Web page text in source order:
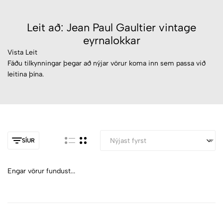
Leit að: Jean Paul Gaultier vintage
eyrnalokkar
Vista Leit
Fáðu tilkynningar þegar að nýjar vörur koma inn sem passa við
leitina þína.
SÍUR
Engar vörur fundust...